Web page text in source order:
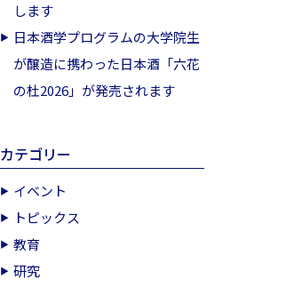
します
日本酒学プログラムの大学院生
が醸造に携わった日本酒「六花
の杜2026」が発売されます
カテゴリー
イベント
トピックス
教育
研究